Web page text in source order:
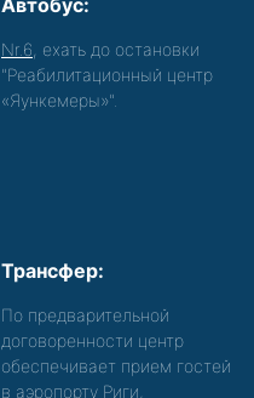
Автобус:
Nr.6 , ехать до остановки
"Реабилитационный центр
«Яункемеры»".
Трансфер:
По предварительной
договоренности центр
обеспечивает прием гостей
в аэропорту Риги,